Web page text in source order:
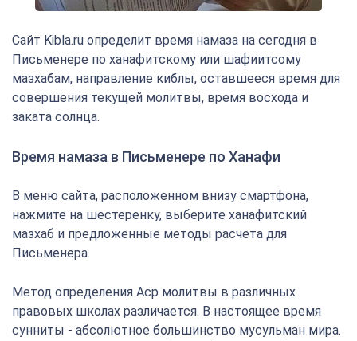
Сайт Kibla.ru определит время намаза на сегодня в
Письменере по ханафитскому или шафиитсому
мазхабам, направление киблы, оставшееся время для
совершения текущей молитвы, время восхода и
заката солнца.
Время намаза в Письменере по Ханафи
В меню сайта, расположенном внизу смартфона,
нажмите на шестеренку, выберите ханафитский
мазхаб и предложенные методы расчета для
Письменера.
Метод определения Аср молитвы в различных
правовых школах различается. В настоящее время
сунниты - абсолютное большинство мусульман мира.